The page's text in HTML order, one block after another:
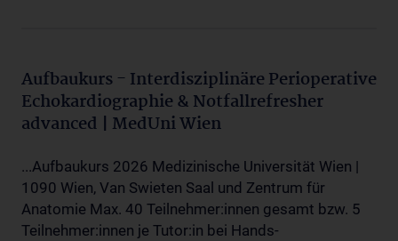
Aufbaukurs - Interdisziplinäre Perioperative
Echokardiographie & Notfallrefresher
advanced | MedUni Wien
...Aufbaukurs 2026 Medizinische Universität Wien |
1090 Wien, Van Swieten Saal und Zentrum für
Anatomie Max. 40 Teilnehmer:innen gesamt bzw. 5
Teilnehmer:innen je Tutor:in bei Hands-